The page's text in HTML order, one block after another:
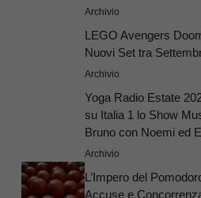
Archivio
LEGO Avengers
Nuovi Set tra
Archivio
Yoga Radio Estate
su Italia 1 lo Show
Bruno con Noemi ed
Archivio
L’Impero del
Accuse e